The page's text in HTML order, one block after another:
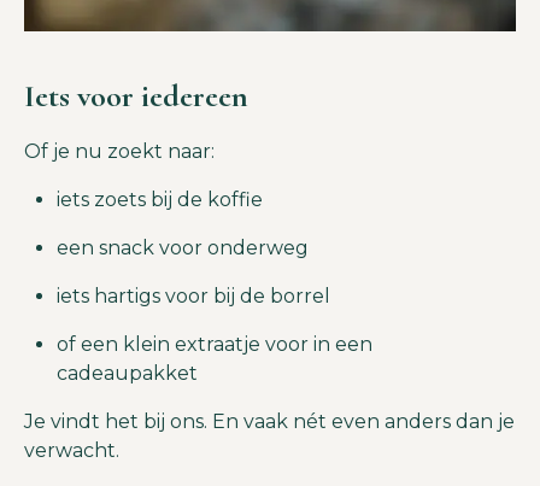
Iets voor iedereen
Of je nu zoekt naar:
iets zoets bij de koffie
een snack voor onderweg
iets hartigs voor bij de borrel
of een klein extraatje voor in een
cadeaupakket
Je vindt het bij ons. En vaak nét even anders dan je
verwacht.